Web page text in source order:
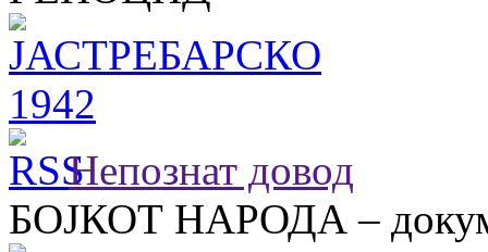
Непознат довод
БОЈКОТ НАРОДА –